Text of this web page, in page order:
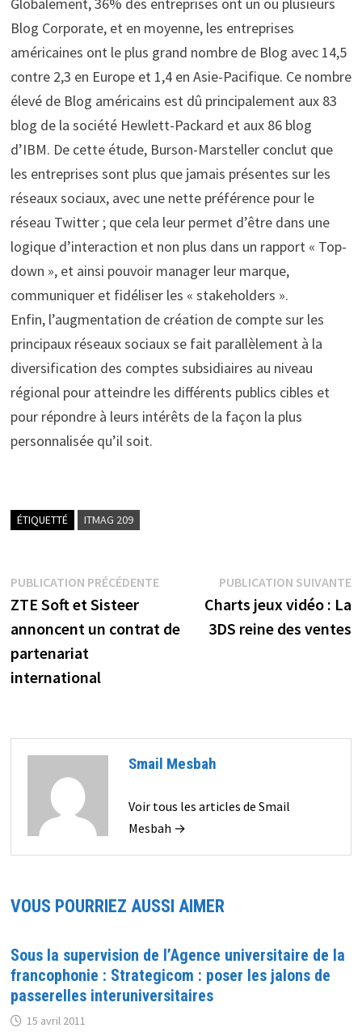
Blog Corporate, et en moyenne, les entreprises
américaines ont le plus grand nombre de Blog avec 14,5
contre 2,3 en Europe et 1,4 en Asie-Pacifique. Ce nombre
élevé de Blog américains est dû principalement aux 83
blog de la société Hewlett-Packard et aux 86 blog
d’IBM. De cette étude, Burson-Marsteller conclut que
les entreprises sont plus que jamais présentes sur les
réseaux sociaux, avec une nette préférence pour le
réseau Twitter ; que cela leur permet d’être dans une
logique d’interaction et non plus dans un rapport « Top-
down », et ainsi pouvoir manager leur marque,
communiquer et fidéliser les « stakeholders ».
Enfin, l’augmentation de création de compte sur les
principaux réseaux sociaux se fait parallèlement à la
diversification des comptes subsidiaires au niveau
régional pour atteindre les différents publics cibles et
pour répondre à leurs intérêts de la façon la plus
personnalisée qu’il soit.
ÉTIQUETTÉ ITMAG 209
Navigation
de
l’article
PUBLICATION PRÉCÉDENTEPublication
précédente :
ZTE Soft et Sisteer
annoncent un contrat de
partenariat
international
PUBLICATION SUIVANTE
Charts jeux vidéo : La
3DS reine des ventes
Smail Mesbah
Voir tous les articles de Smail
Mesbah →
VOUS POURRIEZ AUSSI AIMER
Sous la supervision de l’Agence universitaire de la
francophonie : Strategicom : poser les jalons de
passerelles interuniversitaires
15 avril 2011